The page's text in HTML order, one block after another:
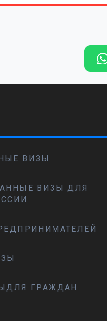
ВИЗЫ
ВИЗЫ ДЛЯ
ГРАЖДАН